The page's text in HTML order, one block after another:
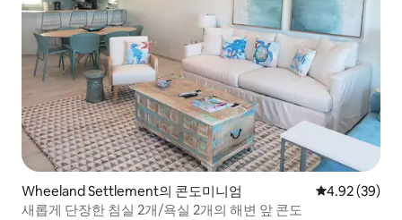
Wheeland Settlement의 콘도미니엄 평점 4.92점(5
4.92 (39)
새롭게 단장한 침실 2개/욕실 2개의 해변 앞 콘도